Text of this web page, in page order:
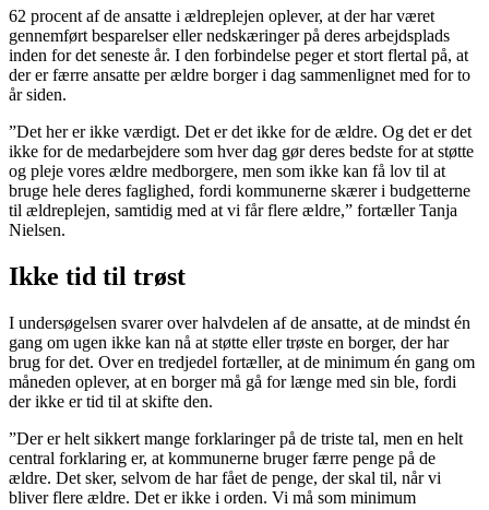
62 procent af de ansatte i ældreplejen oplever, at der har været
gennemført besparelser eller nedskæringer på deres arbejdsplads
inden for det seneste år. I den forbindelse peger et stort flertal på, at
der er færre ansatte per ældre borger i dag sammenlignet med for to
år siden.
”Det her er ikke værdigt. Det er det ikke for de ældre. Og det er det
ikke for de medarbejdere som hver dag gør deres bedste for at støtte
og pleje vores ældre medborgere, men som ikke kan få lov til at
bruge hele deres faglighed, fordi kommunerne skærer i budgetterne
til ældreplejen, samtidig med at vi får flere ældre,” fortæller Tanja
Nielsen.
Ikke tid til trøst
I undersøgelsen svarer over halvdelen af de ansatte, at de mindst én
gang om ugen ikke kan nå at støtte eller trøste en borger, der har
brug for det. Over en tredjedel fortæller, at de minimum én gang om
måneden oplever, at en borger må gå for længe med sin ble, fordi
der ikke er tid til at skifte den.
”Der er helt sikkert mange forklaringer på de triste tal, men en helt
central forklaring er, at kommunerne bruger færre penge på de
ældre. Det sker, selvom de har fået de penge, der skal til, når vi
bliver flere ældre. Det er ikke i orden. Vi må som minimum